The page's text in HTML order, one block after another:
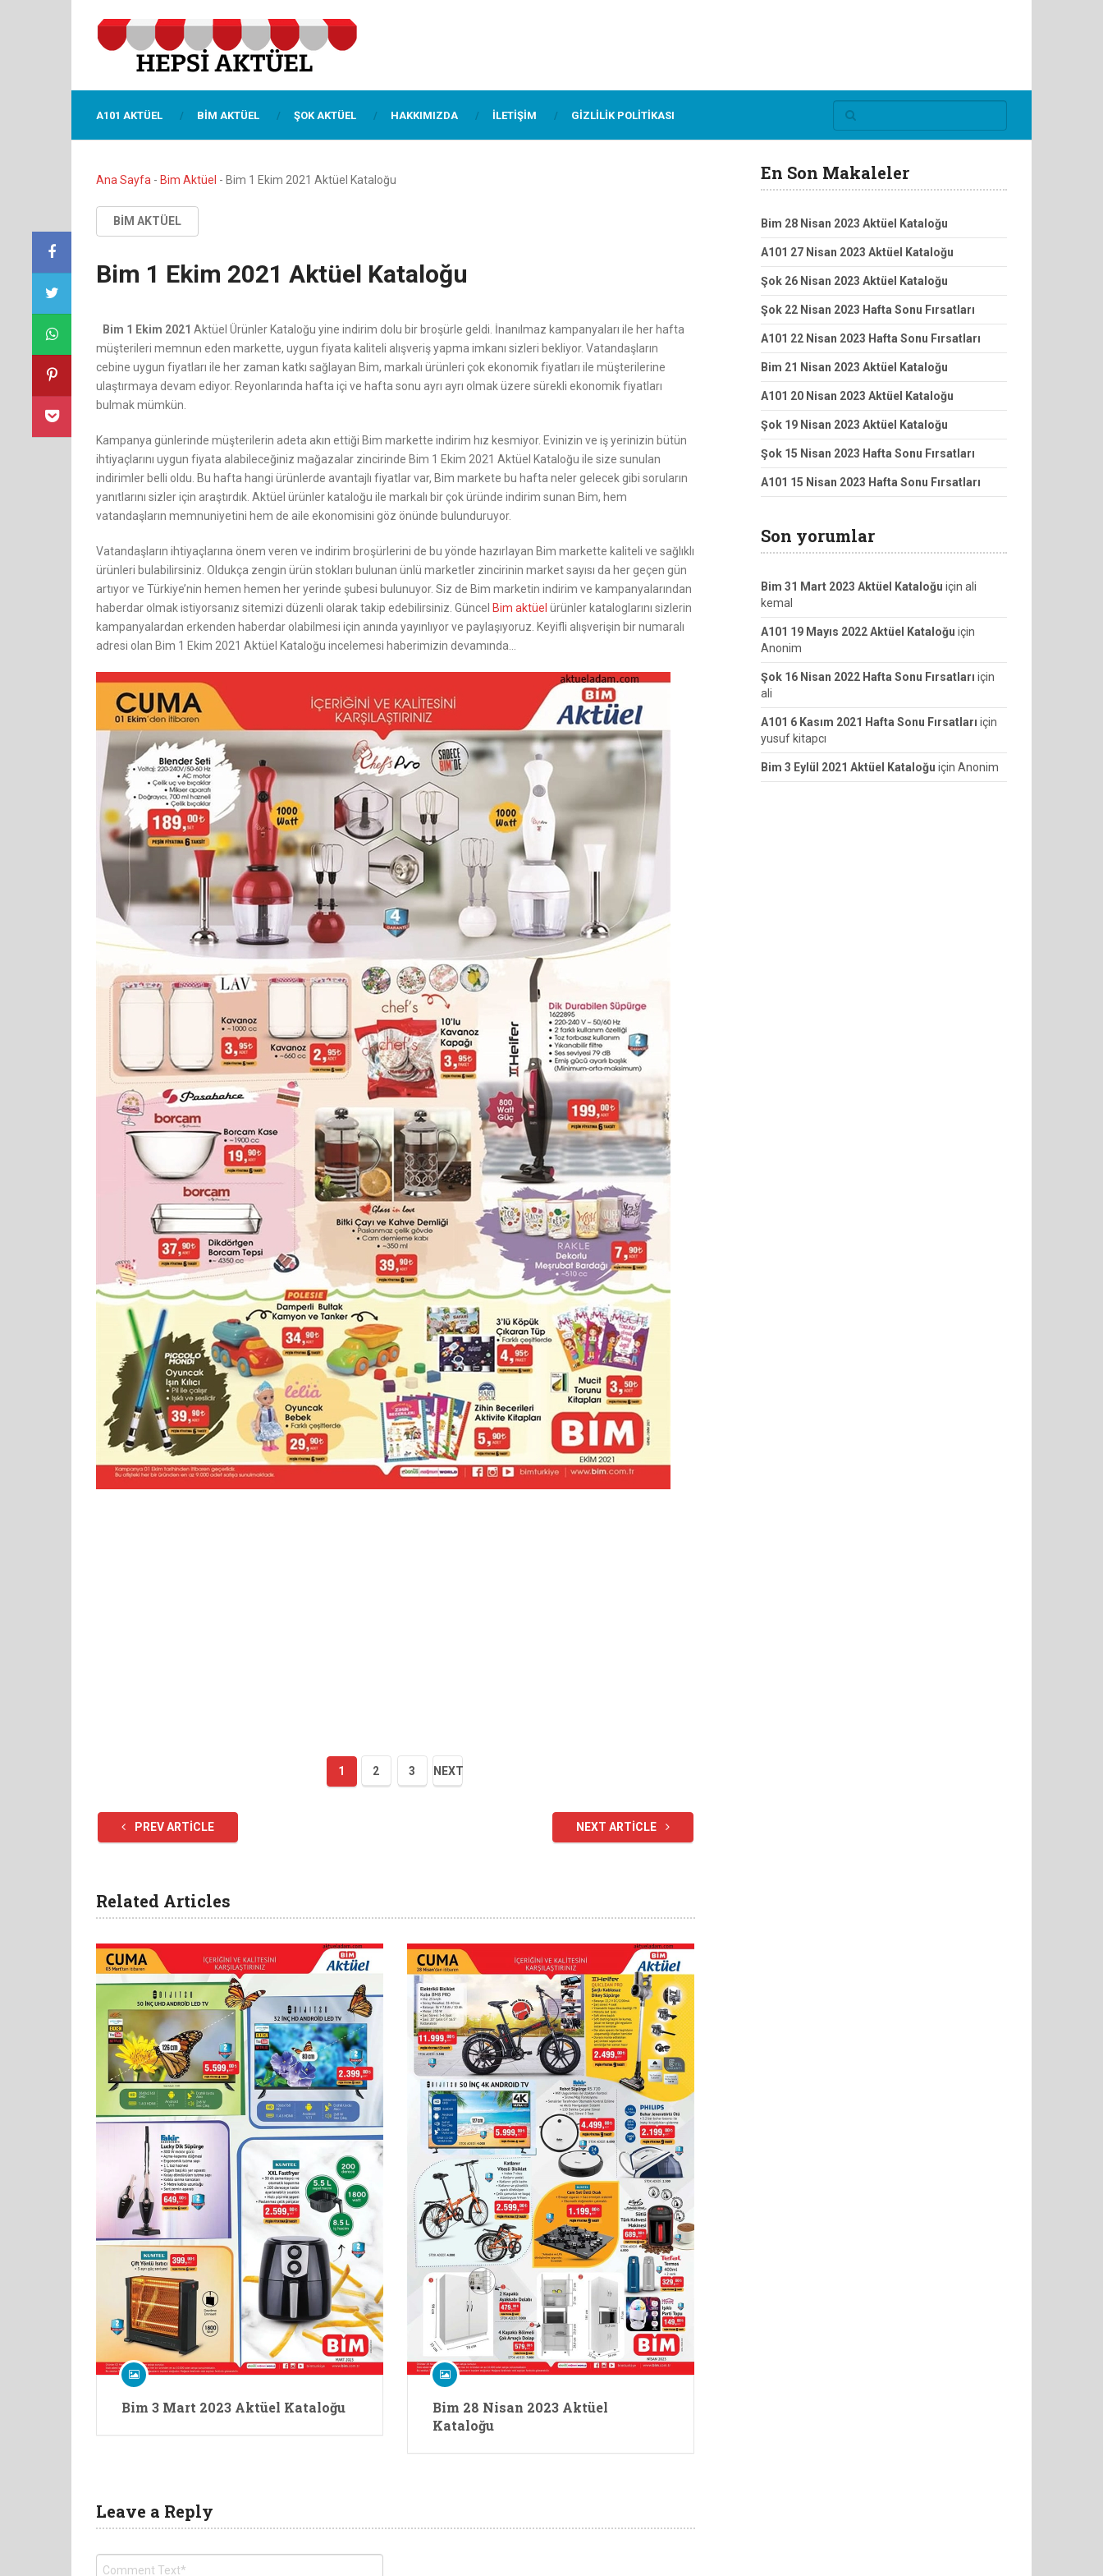
A101 AKTÜEL BIM AKTÜEL ŞOK AKTÜEL HAKKIMIZDA İLETIŞIM GIZLILIK POLITIKASI
Ana Sayfa - Bim Aktüel - Bim 1 Ekim 2021 Aktüel Kataloğu
BIM AKTÜEL
Bim 1 Ekim 2021 Aktüel Kataloğu
Bim 1 Ekim 2021 Aktüel Ürünler Kataloğu yine indirim dolu bir broşürle geldi. İnanılmaz kampanyaları ile her hafta
müşterileri memnun eden markette, uygun fiyata kaliteli alışveriş yapma imkanı sizleri bekliyor. Vatandaşların
cebine uygun fiyatları ile her zaman katkı sağlayan Bim, markalı ürünleri çok ekonomik fiyatları ile müşterilerine
ulaştırmaya devam ediyor. Reyonlarında hafta içi ve hafta sonu ayrı ayrı olmak üzere sürekli ekonomik fiyatları
bulmak mümkün.
Kampanya günlerinde müşterilerin adeta akın ettiği Bim markette indirim hız kesmiyor. Evinizin ve iş yerinizin bütün
ihtiyaçlarını uygun fiyata alabileceğiniz mağazalar zincirinde Bim 1 Ekim 2021 Aktüel Kataloğu ile size sunulan
indirimler belli oldu. Bu hafta hangi ürünlerde avantajlı fiyatlar var, Bim markete bu hafta neler gelecek gibi soruların
yanıtlarını sizler için araştırdık. Aktüel ürünler kataloğu ile markalı bir çok üründe indirim sunan Bim, hem
vatandaşların memnuniyetini hem de aile ekonomisini göz önünde bulunduruyor.
Vatandaşların ihtiyaçlarına önem veren ve indirim broşürlerini de bu yönde hazırlayan Bim markette kaliteli ve sağlıklı
ürünleri bulabilirsiniz. Oldukça zengin ürün stokları bulunan ünlü marketler zincirinin market sayısı da her geçen gün
artıyor ve Türkiye’nin hemen hemen her yerinde şubesi bulunuyor. Siz de Bim marketin indirim ve kampanyalarından
haberdar olmak istiyorsanız sitemizi düzenli olarak takip edebilirsiniz. Güncel Bim aktüel ürünler kataloglarını sizlerin
kampanyalardan erkenden haberdar olabilmesi için anında yayınlıyor ve paylaşıyoruz. Keyifli alışverişin bir numaralı
adresi olan Bim 1 Ekim 2021 Aktüel Kataloğu incelemesi haberimizin devamında…
1 2 3 NEXT
PREV ARTICLE NEXT ARTICLE
Related Articles
Bim 3 Mart 2023 Aktüel Kataloğu
Bim 28 Nisan 2023 Aktüel
Kataloğu
Leave a Reply
En Son Makaleler
Bim 28 Nisan 2023 Aktüel Kataloğu
A101 27 Nisan 2023 Aktüel Kataloğu
Şok 26 Nisan 2023 Aktüel Kataloğu
Şok 22 Nisan 2023 Hafta Sonu Fırsatları
A101 22 Nisan 2023 Hafta Sonu Fırsatları
Bim 21 Nisan 2023 Aktüel Kataloğu
A101 20 Nisan 2023 Aktüel Kataloğu
Şok 19 Nisan 2023 Aktüel Kataloğu
Şok 15 Nisan 2023 Hafta Sonu Fırsatları
A101 15 Nisan 2023 Hafta Sonu Fırsatları
Son yorumlar
Bim 31 Mart 2023 Aktüel Kataloğu için ali
kemal
A101 19 Mayıs 2022 Aktüel Kataloğu için
Anonim
Şok 16 Nisan 2022 Hafta Sonu Fırsatları için
ali
A101 6 Kasım 2021 Hafta Sonu Fırsatları için
yusuf kitapcı
Bim 3 Eylül 2021 Aktüel Kataloğu için Anonim